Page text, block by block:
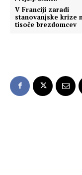
V Franciji zaradi
stanovanjske krize
tisoče brezdomcev